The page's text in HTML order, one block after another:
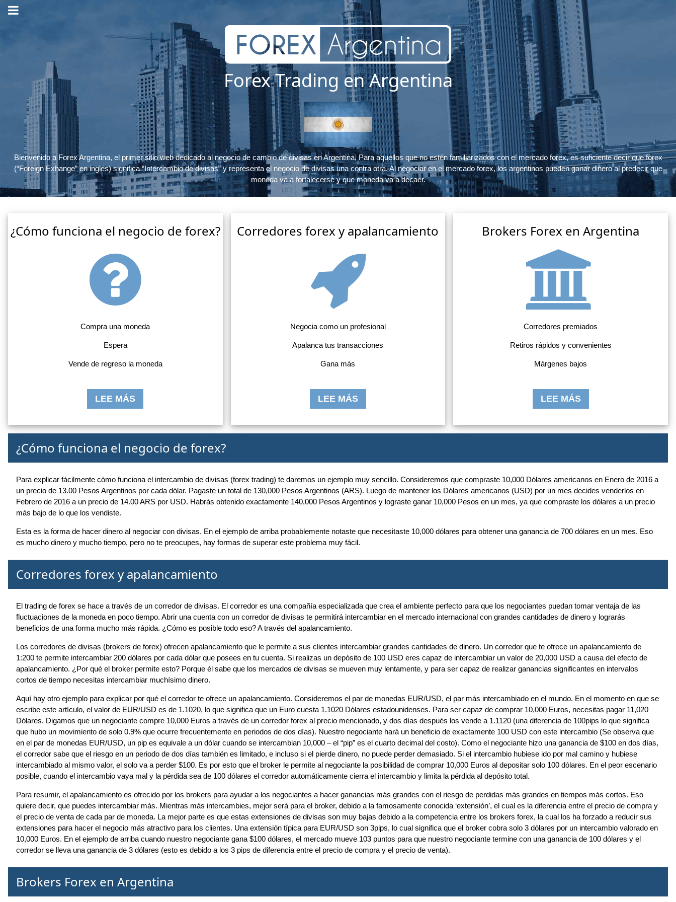
Forex Trading en Argentina
Bienvenido a Forex Argentina, el primer sitio web dedicado al negocio de cambio de divisas en Argentina. Para aquellos que no estén familiarizados con el mercado forex, es suficiente decir que forex
(“Foreign Exhange” en inglés) significa “Intercambio de divisas” y representa el negocio de divisas una contra otra. Al negociar en el mercado forex, los argentinos pueden ganar dinero al predecir que
moneda va a fortalecerse y que moneda va a decaer.
¿Cómo funciona el negocio de forex?
Compra una moneda
Espera
Vende de regreso la moneda
LEE MÁS
Corredores forex y apalancamiento
Negocia como un profesional
Apalanca tus transacciones
Gana más
LEE MÁS
Brokers Forex en Argentina
Corredores premiados
Retiros rápidos y convenientes
Márgenes bajos
LEE MÁS
¿Cómo funciona el negocio de forex?
Para explicar fácilmente cómo funciona el intercambio de divisas (forex trading) te daremos un ejemplo muy sencillo. Consideremos que compraste 10,000 Dólares americanos en Enero de 2016 a
un precio de 13.00 Pesos Argentinos por cada dólar. Pagaste un total de 130,000 Pesos Argentinos (ARS). Luego de mantener los Dólares americanos (USD) por un mes decides venderlos en
Febrero de 2016 a un precio de 14.00 ARS por USD. Habrás obtenido exactamente 140,000 Pesos Argentinos y lograste ganar 10,000 Pesos en un mes, ya que compraste los dólares a un precio
más bajo de lo que los vendiste.
Esta es la forma de hacer dinero al negociar con divisas. En el ejemplo de arriba probablemente notaste que necesitaste 10,000 dólares para obtener una ganancia de 700 dólares en un mes. Eso
es mucho dinero y mucho tiempo, pero no te preocupes, hay formas de superar este problema muy fácil.
Corredores forex y apalancamiento
El trading de forex se hace a través de un corredor de divisas. El corredor es una compañía especializada que crea el ambiente perfecto para que los negociantes puedan tomar ventaja de las
fluctuaciones de la moneda en poco tiempo. Abrir una cuenta con un corredor de divisas te permitirá intercambiar en el mercado internacional con grandes cantidades de dinero y lograrás
beneficios de una forma mucho más rápida. ¿Cómo es posible todo eso? A través del apalancamiento.
Los corredores de divisas (brokers de forex) ofrecen apalancamiento que le permite a sus clientes intercambiar grandes cantidades de dinero. Un corredor que te ofrece un apalancamiento de
1:200 te permite intercambiar 200 dólares por cada dólar que posees en tu cuenta. Si realizas un depósito de 100 USD eres capaz de intercambiar un valor de 20,000 USD a causa del efecto de
apalancamiento. ¿Por qué el broker permite esto? Porque él sabe que los mercados de divisas se mueven muy lentamente, y para ser capaz de realizar ganancias significantes en intervalos
cortos de tiempo necesitas intercambiar muchísimo dinero.
Aquí hay otro ejemplo para explicar por qué el corredor te ofrece un apalancamiento. Consideremos el par de monedas EUR/USD, el par más intercambiado en el mundo. En el momento en que se
escribe este artículo, el valor de EUR/USD es de 1.1020, lo que significa que un Euro cuesta 1.1020 Dólares estadounidenses. Para ser capaz de comprar 10,000 Euros, necesitas pagar 11,020
Dólares. Digamos que un negociante compre 10,000 Euros a través de un corredor forex al precio mencionado, y dos días después los vende a 1.1120 (una diferencia de 100pips lo que significa
que hubo un movimiento de solo 0.9% que ocurre frecuentemente en periodos de dos días). Nuestro negociante hará un beneficio de exactamente 100 USD con este intercambio (Se observa que
en el par de monedas EUR/USD, un pip es equivale a un dólar cuando se intercambian 10,000 – el “pip” es el cuarto decimal del costo). Como el negociante hizo una ganancia de $100 en dos días,
el corredor sabe que el riesgo en un periodo de dos días también es limitado, e incluso si el pierde dinero, no puede perder demasiado. Si el intercambio hubiese ido por mal camino y hubiese
intercambiado al mismo valor, el solo va a perder $100. Es por esto que el broker le permite al negociante la posibilidad de comprar 10,000 Euros al depositar solo 100 dólares. En el peor escenario
posible, cuando el intercambio vaya mal y la pérdida sea de 100 dólares el corredor automáticamente cierra el intercambio y limita la pérdida al depósito total.
Para resumir, el apalancamiento es ofrecido por los brokers para ayudar a los negociantes a hacer ganancias más grandes con el riesgo de perdidas más grandes en tiempos más cortos. Eso
quiere decir, que puedes intercambiar más. Mientras más intercambies, mejor será para el broker, debido a la famosamente conocida ‘extensión’, el cual es la diferencia entre el precio de compra y
el precio de venta de cada par de moneda. La mejor parte es que estas extensiones de divisas son muy bajas debido a la competencia entre los brokers forex, la cual los ha forzado a reducir sus
extensiones para hacer el negocio más atractivo para los clientes. Una extensión típica para EUR/USD son 3pips, lo cual significa que el broker cobra solo 3 dólares por un intercambio valorado en
10,000 Euros. En el ejemplo de arriba cuando nuestro negociante gana $100 dólares, el mercado mueve 103 puntos para que nuestro negociante termine con una ganancia de 100 dólares y el
corredor se lleva una ganancia de 3 dólares (esto es debido a los 3 pips de diferencia entre el precio de compra y el precio de venta).
Brokers Forex en Argentina